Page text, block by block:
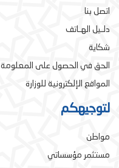
اتصل بنا
دلـيل الهـاتف
شكاية
الحق في الحصول على المعلومة
المواقع الإلكترونية للوزارة
لتوجيهكم
مواطن
مستثمر مؤسساتي